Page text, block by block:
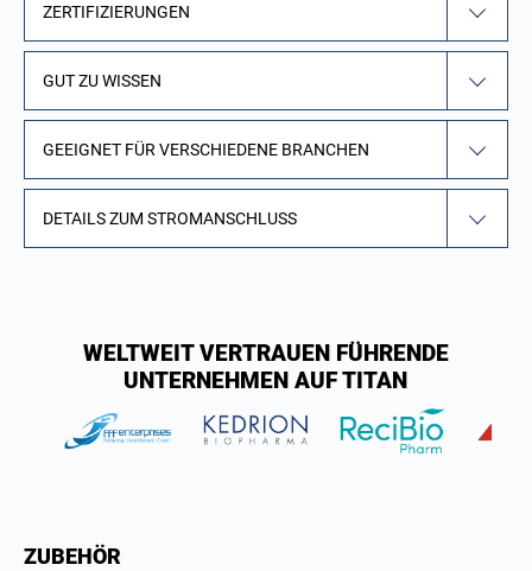
ZERTIFIZIERUNGEN
GUT ZU WISSEN
GEEIGNET FÜR VERSCHIEDENE BRANCHEN
DETAILS ZUM STROMANSCHLUSS
WELTWEIT VERTRAUEN FÜHRENDE
UNTERNEHMEN AUF TITAN
ZUBEHÖR